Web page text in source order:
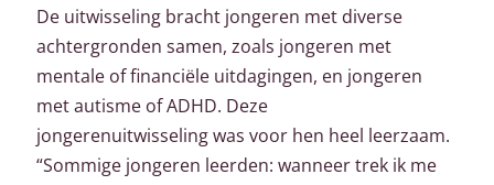
De uitwisseling bracht jongeren met diverse
achtergronden samen, zoals jongeren met
mentale of financiële uitdagingen, en jongeren
met autisme of ADHD. Deze
jongerenuitwisselingwas voor hen heel leerzaam.
“Sommige jongeren leerden: wanneer trek ik me